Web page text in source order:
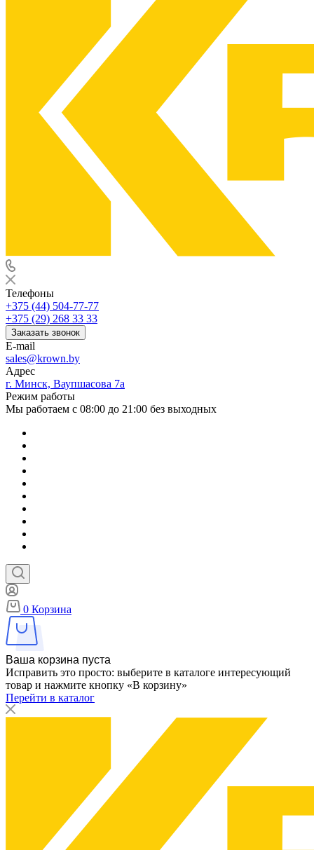
Телефоны
+375 (44) 504-77-77
+375 (29) 268 33 33
Заказать звонок
E-mail
sales@krown.by
Адрес
г. Минск, Ваупшасова 7а
Режим работы
Мы работаем с 08:00 до 21:00 без выходных
0 Корзина
Ваша корзина пуста
Исправить это просто: выберите в каталоге интересующий
товар и нажмите кнопку «В корзину»
Перейти в каталог